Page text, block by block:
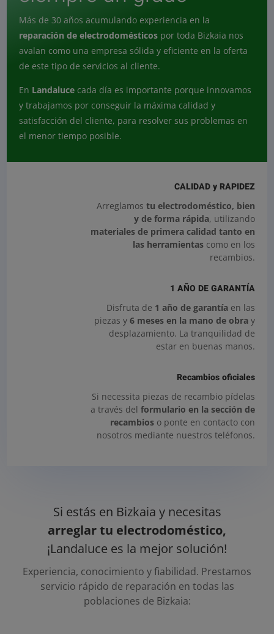
Más de 30 años acumulando experiencia en la
reparación de electrodomésticos por toda Bizkaia nos
avalan como una empresa sólida y eficiente en la oferta
de este tipo de servicios al cliente.
En Landaluce cada día es importante porque innovamos
y trabajamos por conseguir la máxima calidad y
satisfacción del cliente, para resolver sus problemas en
el menor tiempo posible.
CALIDAD y RAPIDEZ
Arreglamos tu electrodoméstico, bien
y de forma rápida, utilizando
materiales de primera calidad tanto en
las herramientas como en los
recambios.
1 AÑO DE GARANTÍA
Disfruta de 1 año de garantíaen las
piezas y 6 meses en la mano de obray
desplazamiento. La tranquilidad de
estar en buenas manos.
Recambios oficiales
Si necessita piezas de recambio pídelas
a través del formulario en la sección de
recambioso ponte en contacto con
nosotros mediante nuestros teléfonos.
Si estás en Bizkaia y necesitas
arreglar tu electrodoméstico,
¡Landaluce es la mejor solución!
Experiencia, conocimiento y fiabilidad. Prestamos
servicio rápido de reparación en todas las
poblaciones de Bizkaia: